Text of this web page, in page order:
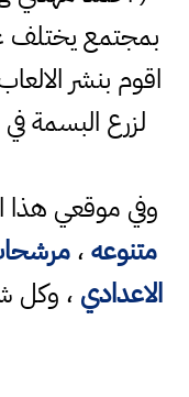
بمجتمع يختلف
اقوم بنشر
لزرع البسمة
وفي موقعي هذا
متنوعه،
الاعدادي ،